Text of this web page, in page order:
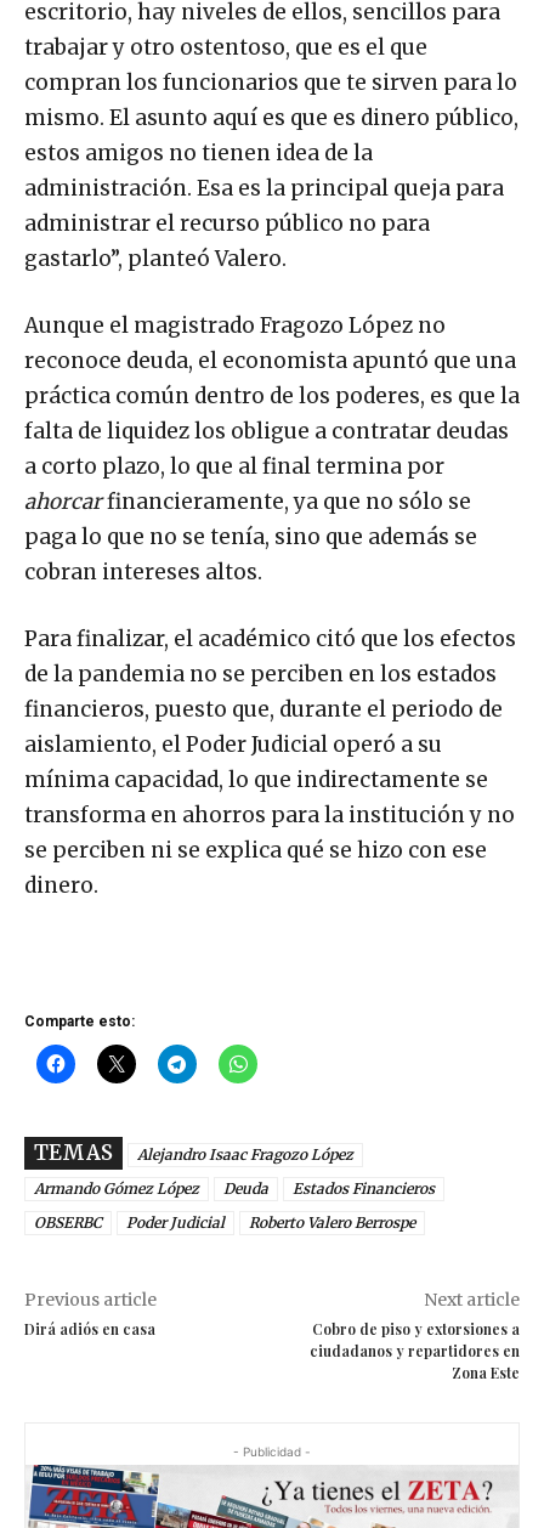
escritorio, hay niveles de ellos, sencillos para
trabajar y otro ostentoso, que es el que
compran los funcionarios que te sirven para lo
mismo. El asunto aquí es que es dinero público,
estos amigos no tienen idea de la
administración. Esa es la principal queja para
administrar el recurso público no para
gastarlo”, planteó Valero.
Aunque el magistrado Fragozo López no
reconoce deuda, el economista apuntó que una
práctica común dentro de los poderes, es que la
falta de liquidez los obligue a contratar deudas
a corto plazo, lo que al final termina por
ahorcarfinancieramente, ya que no sólo se
paga lo que no se tenía, sino que además se
cobran intereses altos.
Para finalizar, el académico citó que los efectos
de la pandemia no se perciben en los estados
financieros, puesto que, durante el periodo de
aislamiento, el Poder Judicial operó a su
mínima capacidad, lo que indirectamente se
transforma en ahorros para la institución y no
se perciben ni se explica qué se hizo con ese
dinero.
Comparte esto:
TEMAS
Alejandro Isaac Fragozo López
Armando Gómez López
Deuda
Estados Financieros
OBSERBC
Poder Judicial Roberto Valero Berrospe
Previous article
Dirá adiós en casa
Next article
Cobro de piso y extorsiones a
ciudadanos y repartidores en
Zona Este
- Publicidad -